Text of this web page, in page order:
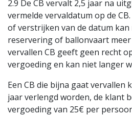
2.9 De CB vervalt 2,5 jaar na
vermelde vervaldatum op de
of verstrijken van de datum kan
reservering of ballonvaart
vervallen CB geeft geen recht
vergoeding en kan niet langer
Een CB die bijna gaat vervallen
jaar verlengd worden, de klant
vergoeding van 25€ per